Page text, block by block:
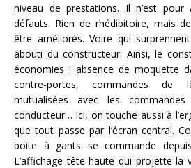
niveau de prestations. Il n’est
défauts. Rien de rhédibitoire, mais
être améliorés. Voire qui
abouti du constructeur. Ainsi, le
économies : absence de moquette
contre-portes, commandes de
mutualisées avec les
conducteur… Ici, on touche aussi à
que tout passe par l’écran central.
boite à gants se commande
L’affichage tête haute qui projette la